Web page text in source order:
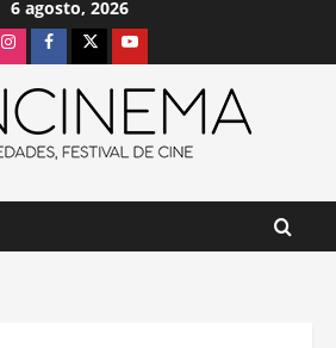
6 agosto, 2026
InstagramFacebook
X Youtube